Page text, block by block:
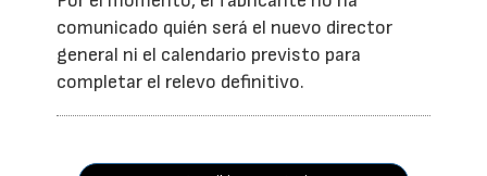
comunicado quién será el nuevo director
general ni el calendario previsto para
completar el relevo definitivo.